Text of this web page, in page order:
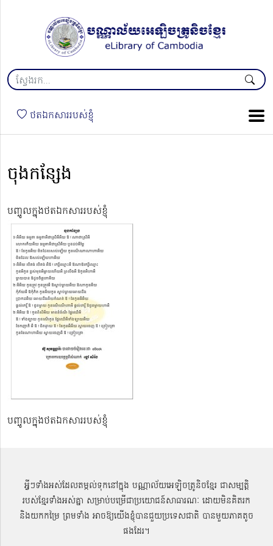
ថតឯកសាររបស់ខ្ញុំ
ចុងកន្សែង
បញ្ចូលក្នុងថតឯកសាររបស់ខ្ញុំ
បញ្ចូលក្នុងថតឯកសាររបស់ខ្ញុំ
អ្វីៗទាំងអស់ដែលតម្កល់ទុកនៅក្នុង បណ្ណាល័យអេឡិចត្រូនិចខ្មែរ ជាសម្បតិ្ត
របស់ខ្មែរទាំងអស់គ្នា សម្រាប់បម្រើជាប្រយោជន៍សាធារណៈ ដោយមិនគិតរក
និងយកកម្រៃ ព្រមទាំង អាចឱ្យយើងខ្ញុំបានជួយប្រទេសជាតិ បានមួយភាគតូច
ផងដែរ។